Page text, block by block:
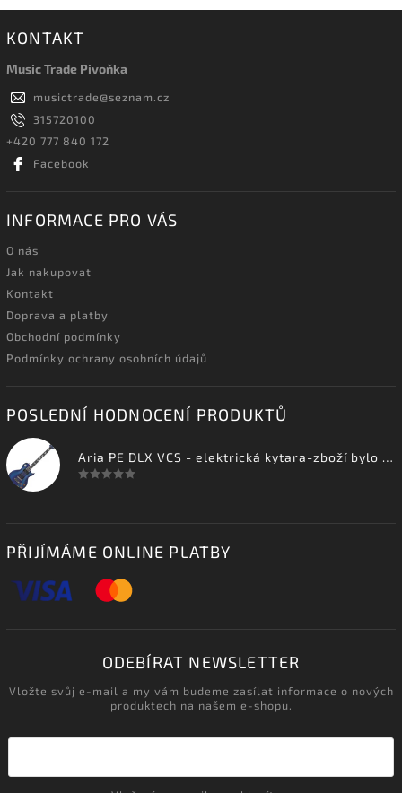
KONTAKT
Music Trade Pivoňka
musictrade@seznam.cz
315720100
+420 777 840 172
Facebook
INFORMACE PRO VÁS
O nás
Jak nakupovat
Kontakt
Doprava a platby
Obchodní podmínky
Podmínky ochrany osobních údajů
POSLEDNÍ HODNOCENÍ PRODUKTŮ
Aria PE DLX VCS - elektrická kytara-zboží bylo vystaveno na prodejně
PŘIJÍMÁME ONLINE PLATBY
ODEBÍRAT NEWSLETTER
Vložte svůj e-mail a my vám budeme zasílat informace o nových
produktech na našem e-shopu.